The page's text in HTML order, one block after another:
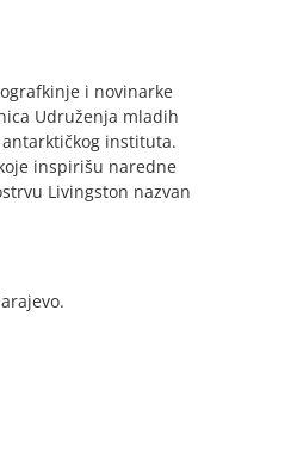
i novinarke
Udruženja mladih
instituta.
inspirišu naredne
Livingston nazvan